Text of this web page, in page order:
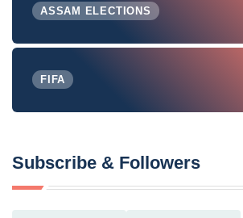
ASSAM ELECTIONS
FIFA
Subscribe & Followers